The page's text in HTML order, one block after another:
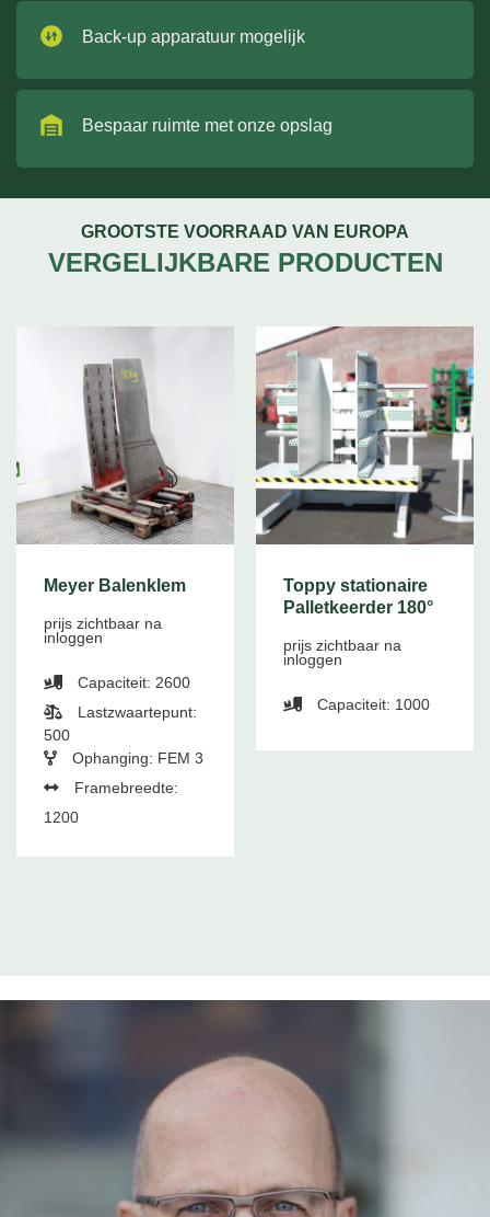
Back-up apparatuur mogelijk
Bespaar ruimte met onze opslag
GROOTSTE VOORRAAD VAN EUROPA
VERGELIJKBARE PRODUCTEN
Meyer Balenklem
prijs zichtbaar na
inloggen
Capaciteit: 2600
Lastzwaartepunt:
500
Ophanging: FEM 3
Framebreedte:
1200
Toppy stationaire
Palletkeerder 180°
prijs zichtbaar na
inloggen
Capaciteit: 1000